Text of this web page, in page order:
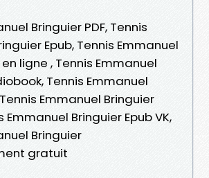
Bringuier PDF, Tennis
Epub, Tennis Emmanuel
ligne , Tennis Emmanuel
Tennis Emmanuel
Emmanuel Bringuier
Emmanuel Bringuier Epub VK,
Bringuier
gratuit